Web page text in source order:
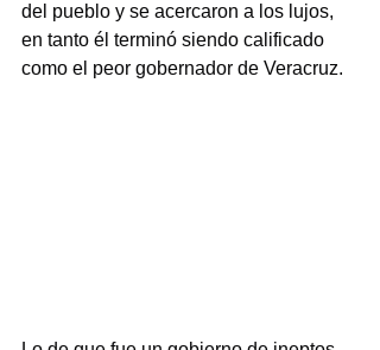
del pueblo y se acercaron a los lujos,
en tanto él terminó siendo calificado
como el peor gobernador de Veracruz.